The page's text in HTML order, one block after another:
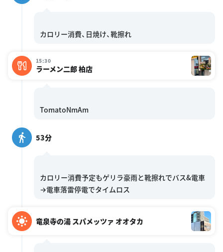
15:30
ラーメン二郎 柏店
53分
カロリー消費予定もゲリラ豪雨と靴擦れでバス&電車
竜泉寺の湯 スパメッツァ オオタカ